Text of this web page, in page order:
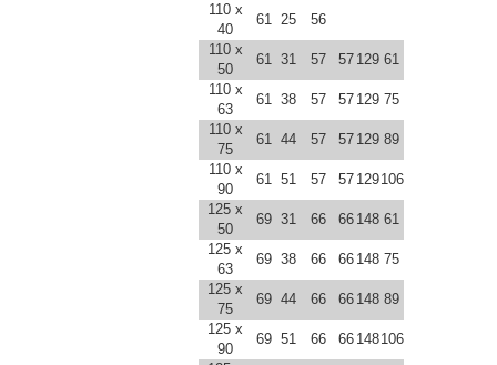
110 x
40
61 25
56
110 x
50
61 31 57 57 129 61
110 x
63
61 38 57 57 129 75
110 x
75
61 44 57 57 129 89
110 x
90
61 51 57 57 129106
125 x
50
69 31 66 66 148 61
125 x
63
69 38 66 66 148 75
125 x
75
69 44 66 66 148 89
125 x
90
69 51 66 66 148106